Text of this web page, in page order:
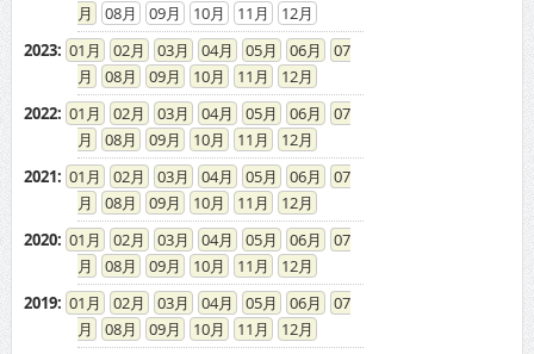
08
09 10 11
12
2023: 01 02 03 04 05 06
07
08
09 10 11
12
2022: 01 02 03 04 05 06
07
08
09 10 11
12
2021: 01 02 03 04 05 06
07
08
09 10 11
12
2020: 01 02 03 04 05 06
07
08
09 10 11
12
2019: 01 02 03 04 05 06
07
08
09 10 11
12